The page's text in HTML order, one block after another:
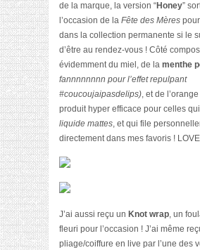
de la marque, la version “Honey”
l’occasion de la Fête des Mères
dans la collection permanente si le
d’être au rendez-vous ! Côté
évidemment du miel, de la menthe
fannnnnnnn pour l’effet repulpant
#coucoujaipasdelips), et de
produit hyper efficace pour celles
liquide mattes, et qui file
directement dans mes favoris !
J’ai aussi reçu un Knot wrap, un
fleuri pour l’occasion ! J’ai même
pliage/coiffure en live par l’une des